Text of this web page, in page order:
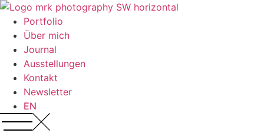
Portfolio
Über mich
Journal
Ausstellungen
Kontakt
Newsletter
EN